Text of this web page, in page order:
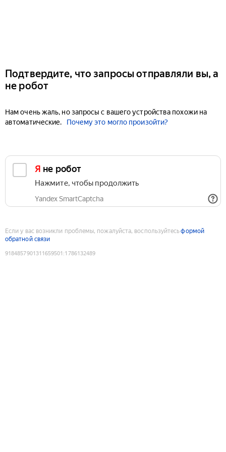
Подтвердите, что запросы отправляли вы, а
не робот
Нам очень жаль, но запросы с вашего устройства похожи на
автоматические.
Почему это могло произойти?
Я не робот
Нажмите, чтобы продолжить
Yandex SmartCaptcha
Если у вас возникли проблемы, пожалуйста, воспользуйтесьформой
обратной связи
9184857901311659501 :1786132489